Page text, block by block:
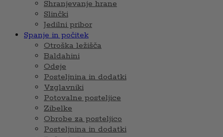
Shranjevanje hrane
Slinčki
Jedilni pribor
Spanje in počitek
Otroška ležišča
Baldahini
Odeje
Posteljnina in dodatki
Vzglavniki
Potovalne posteljice
Zibelke
Obrobe za posteljico
Posteljnina in dodatki